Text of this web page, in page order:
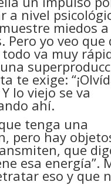
a nivel
miedos
Pero yo veo que
va muy
te exige:
lo viejo se va
ahí.
tenga una
pero hay
que
esa energía”.
eso y que